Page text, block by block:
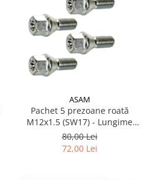
ASAM
Pachet 5 prezoane roată
M12x1.5 (SW17) - Lungime
47.5 mm, pentru jantă aliaj și
oțel
80,00 Lei
72,00 Lei